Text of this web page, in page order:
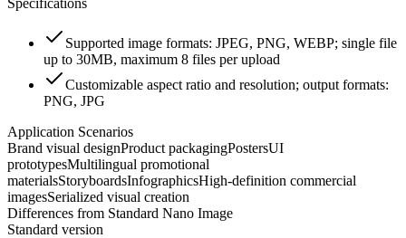
Supported image formats: JPEG, PNG, WEBP; single file
up to 30MB, maximum 8 files per upload
Customizable aspect ratio and resolution; output formats:
PNG, JPG
Application Scenarios
Brand visual designProduct packagingPostersUI
prototypesMultilingual promotional
materialsStoryboardsInfographicsHigh-definition commercial
imagesSerialized visual creation
Differences from Standard Nano Image
Standard version